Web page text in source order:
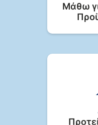
Μάθω